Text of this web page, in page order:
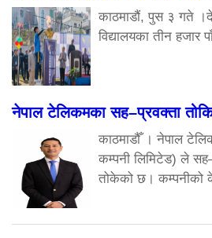
काठमाडौं, पुस ३ गते
विद्यालयका तीन हजार
नेपाल टेलिकमका सह–प्रवक्ता
काठमाडौँ । नेपाल
कम्पनी लिमिटेड) ले
तोकेको छ। कम्पनीको